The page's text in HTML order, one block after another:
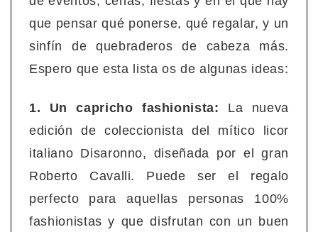
que pensar qué ponerse, qué regalar, y un
sinfín de quebraderos de cabeza más.
Espero que esta lista os de algunas ideas:
1. Un capricho fashionista: La nueva
edición de coleccionista del mítico licor
italiano Disaronno, diseñada por el gran
Roberto Cavalli. Puede ser el regalo
perfecto para aquellas personas 100%
fashionistas y que disfrutan con un buen